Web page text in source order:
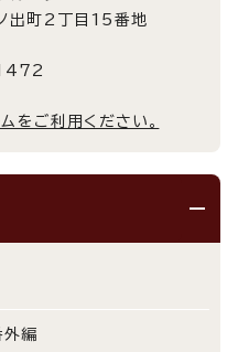
町2丁目15番地
をご利用ください。
外編